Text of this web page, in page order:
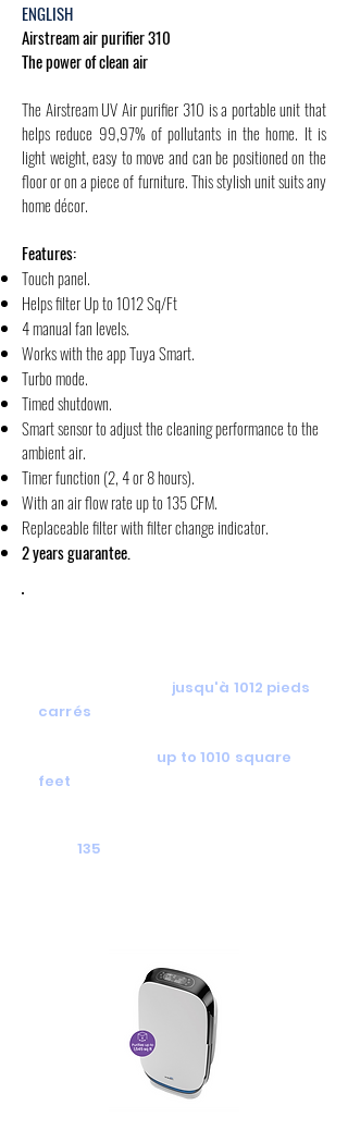
ENGLISH
Airstream air purifier 310
The power of clean air
The Airstream UV Air purifier 310 is a portable unit that
helps reduce 99,97% of pollutants in the home. It is
light weight, easy to move and can be positioned on the
floor or on a piece of furniture. This stylish unit suits any
home décor.
Features:
Touch panel.
Helps filter Up to 1012 Sq/Ft
4 manual fan levels.
Works with the app Tuya Smart.
Turbo mode.
Timed shutdown.
Smart sensor to adjust the cleaning performance to the
ambient air.
Timer function (2, 4 or 8 hours).
With an air flow rate up to 135 CFM.
Replaceable filter with filter change indicator.
2 years guarantee.
jusqu'à 1012 pieds
carrés
up to 1010 square
feet
135